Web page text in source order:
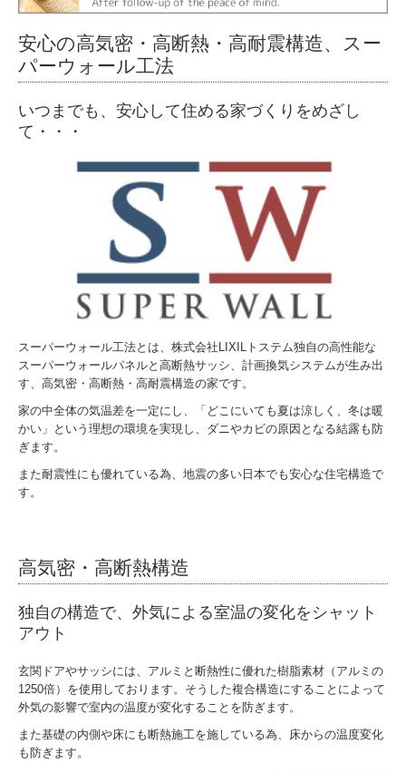
安心の高気密・高断熱・高耐震構造、スー
パーウォール工法
いつまでも、安心して住める家づくりをめざし
て・・・
スーパーウォール工法とは、株式会社LIXILトステム独自の高性能な
スーパーウォールパネルと高断熱サッシ、計画換気システムが生み出
す、高気密・高断熱・高耐震構造の家です。
家の中全体の気温差を一定にし、「どこにいても夏は涼しく、冬は暖
かい」という理想の環境を実現し、ダニやカビの原因となる結露も防
ぎます。
また耐震性にも優れている為、地震の多い日本でも安心な住宅構造で
す。
高気密・高断熱構造
独自の構造で、外気による室温の変化をシャット
アウト
玄関ドアやサッシには、アルミと断熱性に優れた樹脂素材（アルミの
1250倍）を使用しております。そうした複合構造にすることによって
外気の影響で室内の温度が変化することを防ぎます。
また基礎の内側や床にも断熱施工を施している為、床からの温度変化
も防ぎます。